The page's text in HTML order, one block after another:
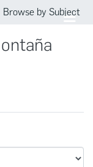
Browse by Subject